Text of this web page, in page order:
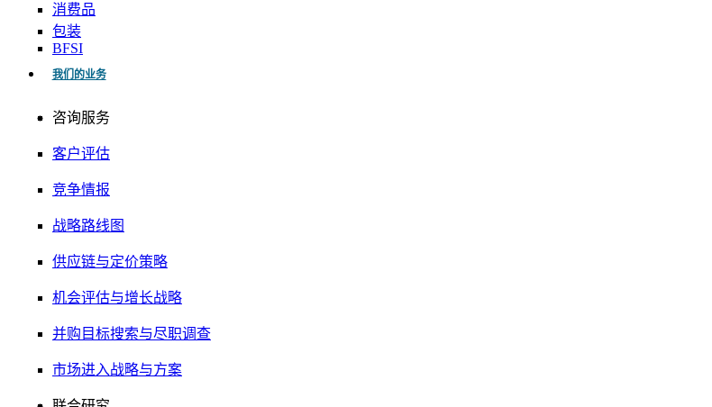
消费品
包装
BFSI
我们的业务
咨询服务
客户评估
竞争情报
战略路线图
供应链与定价策略
机会评估与增长战略
并购目标搜索与尽职调查
市场进入战略与方案